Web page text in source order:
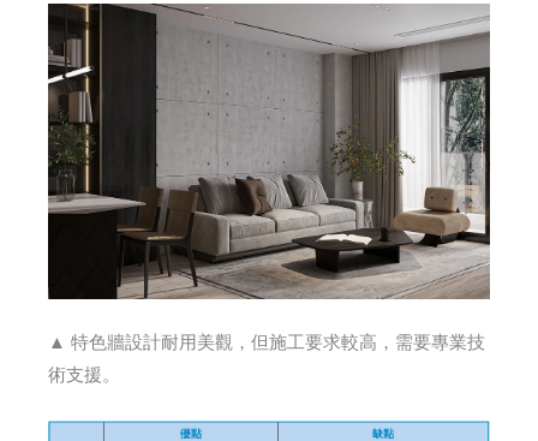
▲ 特色牆設計耐用美觀，但施工要求較高，需要專業技
術支援。